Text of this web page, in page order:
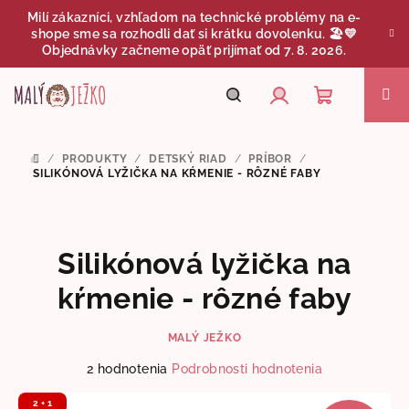
Milí zákazníci, vzhľadom na technické problémy na e-
shope sme sa rozhodli dať si krátku dovolenku. 🏖️💛
Objednávky začneme opäť prijímať od 7. 8. 2026.
Nákupný
DOMOV
/ PRODUKTY / DETSKÝ RIAD / PRÍBOR
/
SILIKÓNOVÁ LYŽIČKA NA KŔMENIE - RÔZNÉ FABY
Silikónová lyžička na
kŕmenie - rôzné faby
MALÝ JEŽKO
Priemerné
2 hodnotenia Podrobnosti hodnotenia
2 + 1